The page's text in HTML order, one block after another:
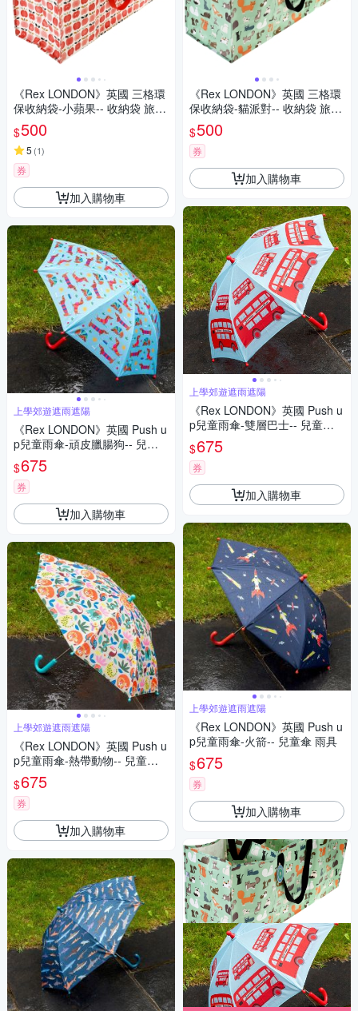
《Rex LONDON》英國 三格環
保收納袋-小蘋果-- 收納袋 旅行
袋 防塵袋
$500
5 (1)
券
加入購物車
上學郊遊遮雨遮陽
《Rex LONDON》英國 Push u
p兒童雨傘-頑皮臘腸狗-- 兒童
傘 雨具
$675
券
加入購物車
上學郊遊遮雨遮陽
《Rex LONDON》英國 Push u
p兒童雨傘-熱帶動物-- 兒童傘
雨具
$675
券
加入購物車
《Rex LONDON》英國 三格環
保收納袋-貓派對-- 收納袋 旅行
袋 防塵袋
$500
券
加入購物車
上學郊遊遮雨遮陽
《Rex LONDON》英國 Push u
p兒童雨傘-雙層巴士-- 兒童傘
雨具
$675
券
加入購物車
上學郊遊遮雨遮陽
《Rex LONDON》英國 Push u
p兒童雨傘-火箭-- 兒童傘 雨具
$675
券
加入購物車